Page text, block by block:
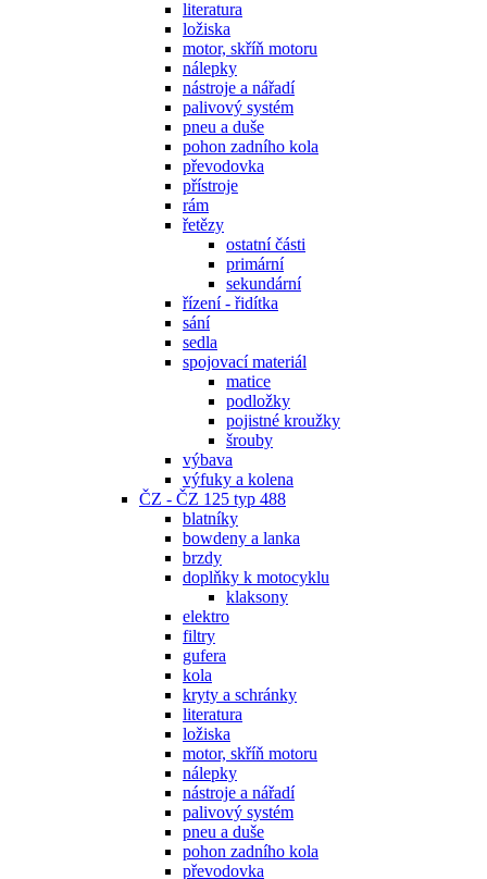
literatura
ložiska
motor, skříň motoru
nálepky
nástroje a nářadí
palivový systém
pneu a duše
pohon zadního kola
převodovka
přístroje
rám
řetězy
ostatní části
primární
sekundární
řízení - řidítka
sání
sedla
spojovací materiál
matice
podložky
pojistné kroužky
šrouby
výbava
výfuky a kolena
ČZ - ČZ 125 typ 488
blatníky
bowdeny a lanka
brzdy
doplňky k motocyklu
klaksony
elektro
filtry
gufera
kola
kryty a schránky
literatura
ložiska
motor, skříň motoru
nálepky
nástroje a nářadí
palivový systém
pneu a duše
pohon zadního kola
převodovka